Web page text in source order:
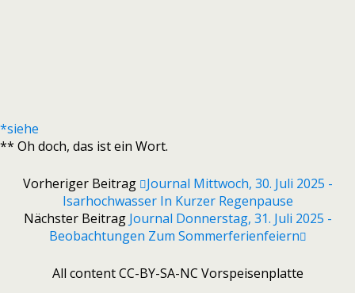
*siehe
** Oh doch, das ist ein Wort.
Vorheriger Beitrag
Journal Mittwoch, 30. Juli 2025 -
Isarhochwasser In Kurzer Regenpause
Nächster Beitrag Journal Donnerstag, 31. Juli 2025 -
Beobachtungen Zum Sommerferienfeiern
All content CC-BY-SA-NC Vorspeisenplatte